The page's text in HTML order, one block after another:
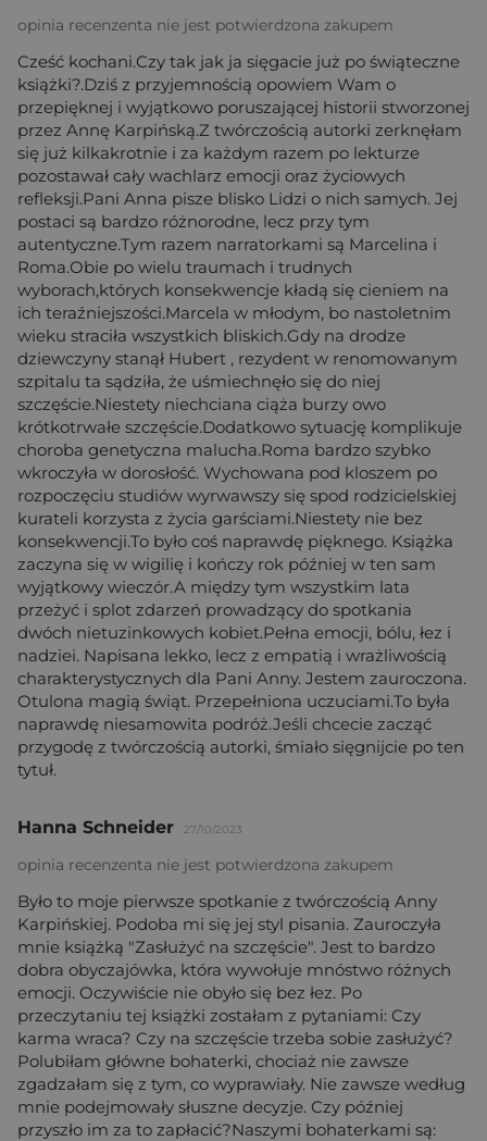
opinia recenzenta nie jest potwierdzona zakupem
Cześć kochani.Czy tak jak ja sięgacie już po świąteczne
książki?.Dziś z przyjemnością opowiem Wam o
przepięknej i wyjątkowo poruszającej historii stworzonej
przez Annę Karpińską.Z twórczością autorki zerknęłam
się już kilkakrotnie i za każdym razem po lekturze
pozostawał cały wachlarz emocji oraz życiowych
refleksji.Pani Anna pisze blisko Lidzi o nich samych. Jej
postaci są bardzo różnorodne, lecz przy tym
autentyczne.Tym razem narratorkami są Marcelina i
Roma.Obie po wielu traumach i trudnych
wyborach,których konsekwencje kładą się cieniem na
ich teraźniejszości.Marcela w młodym, bo nastoletnim
wieku straciła wszystkich bliskich.Gdy na drodze
dziewczyny stanął Hubert , rezydent w renomowanym
szpitalu ta sądziła, że uśmiechnęło się do niej
szczęście.Niestety niechciana ciąża burzy owo
krótkotrwałe szczęście.Dodatkowo sytuację komplikuje
choroba genetyczna malucha.Roma bardzo szybko
wkroczyła w dorosłość. Wychowana pod kloszem po
rozpoczęciu studiów wyrwawszy się spod rodzicielskiej
kurateli korzysta z życia garściami.Niestety nie bez
konsekwencji.To było coś naprawdę pięknego. Książka
zaczyna się w wigilię i kończy rok później w ten sam
wyjątkowy wieczór.A między tym wszystkim lata
przeżyć i splot zdarzeń prowadzący do spotkania
dwóch nietuzinkowych kobiet.Pełna emocji, bólu, łez i
nadziei. Napisana lekko, lecz z empatią i wrażliwością
charakterystycznych dla Pani Anny. Jestem zauroczona.
Otulona magią świąt. Przepełniona uczuciami.To była
naprawdę niesamowita podróż.Jeśli chcecie zacząć
przygodę z twórczością autorki, śmiało sięgnijcie po ten
tytuł.
Hanna Schneider 27/10/2023
opinia recenzenta nie jest potwierdzona zakupem
Było to moje pierwsze spotkanie z twórczością Anny
Karpińskiej. Podoba mi się jej styl pisania. Zauroczyła
mnie książką "Zasłużyć na szczęście". Jest to bardzo
dobra obyczajówka, która wywołuje mnóstwo różnych
emocji. Oczywiście nie obyło się bez łez. Po
przeczytaniu tej książki zostałam z pytaniami: Czy
karma wraca? Czy na szczęście trzeba sobie zasłużyć?
Polubiłam główne bohaterki, chociaż nie zawsze
zgadzałam się z tym, co wyprawiały. Nie zawsze według
mnie podejmowały słuszne decyzje. Czy później
przyszło im za to zapłacić?Naszymi bohaterkami są: